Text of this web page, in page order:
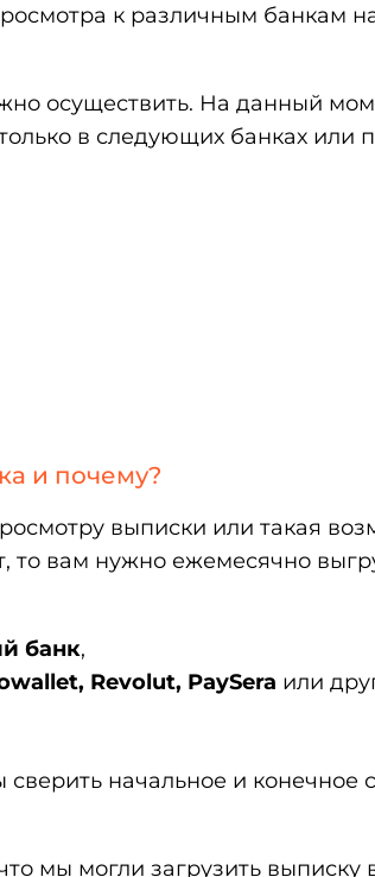
к различным банкам
осуществить. На данный
в следующих банках или
и почему?
выписки или такая
то вам нужно ежемесячно
банк,
Revolut, PaySera или
начальное и конечное
мы могли загрузить выписку